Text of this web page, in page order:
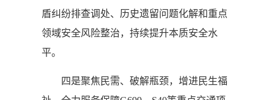
盾纠纷排查调处、历史遗留问题化解和重点
领域安全风险整治，持续提升本质安全水
平。
四是聚焦民需、破解瓶颈，增进民生福